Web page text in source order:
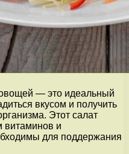
— это идеальный
вкусом и получить
Этот салат
витаминов и
для поддержания